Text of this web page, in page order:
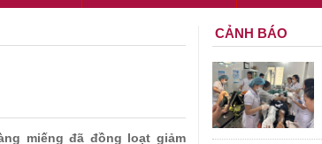
miếng đã đồng loạt giảm
CẢNH BÁO